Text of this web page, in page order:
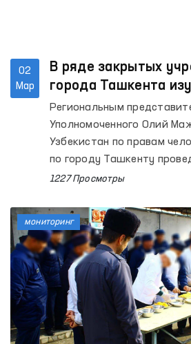
02
Мар
В ряде закрытых
города Ташкента
содержания,
Региональным
Уполномоченного Олий
Узбекистан по правам
по городу Ташкенту
мониторинговые визиты
ограниченной свободой
1227 Просмотры
мониторинг